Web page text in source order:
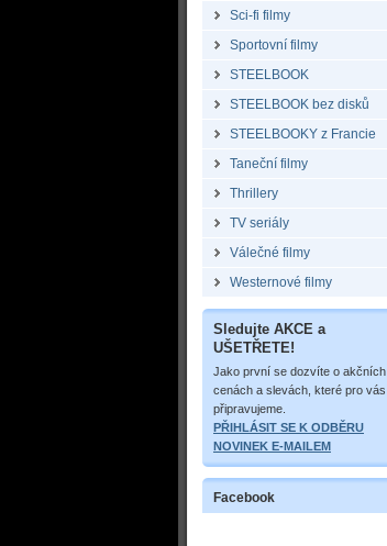
Sci-fi filmy
Sportovní filmy
STEELBOOK
STEELBOOK bez disků
STEELBOOKY z Francie
Taneční filmy
Thrillery
TV seriály
Válečné filmy
Westernové filmy
Sledujte AKCE a
UŠETŘETE!
Jako první se dozvíte o akčních
cenách a slevách, které pro vás
připravujeme.
PŘIHLÁSIT SE K ODBĚRU
NOVINEK E-MAILEM
Facebook